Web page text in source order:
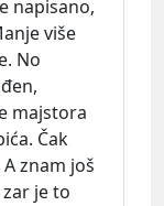
napisano,
više
No
majstora
Čak
znam još
je to